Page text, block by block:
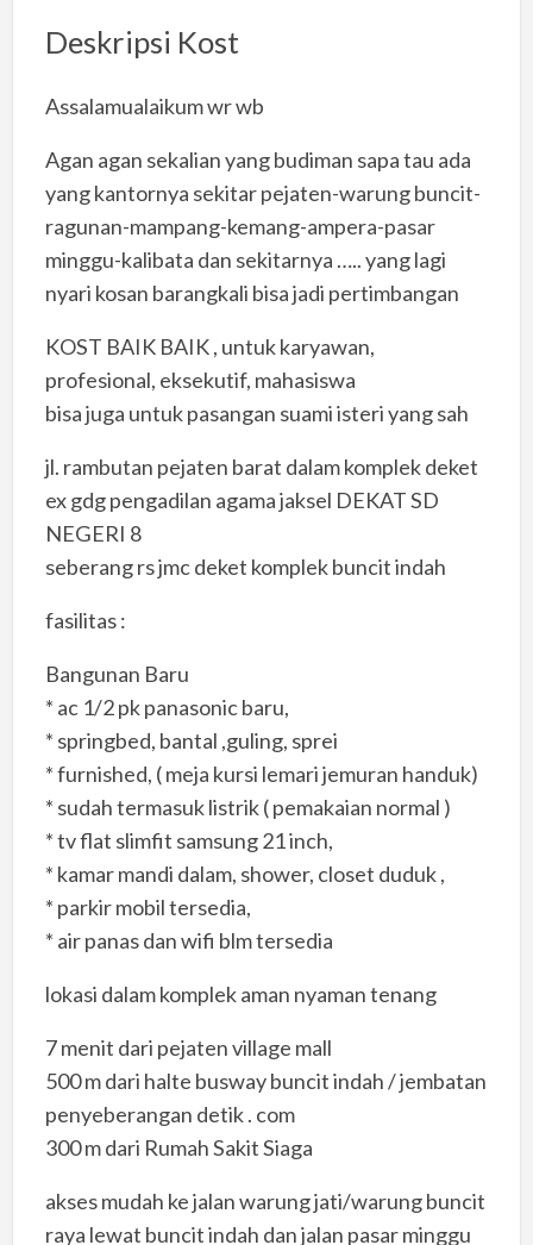
Deskripsi Kost
Assalamualaikum wr wb
Agan agan sekalian yang budiman sapa tau ada
yang kantornya sekitar pejaten-warung buncit-
ragunan-mampang-kemang-ampera-pasar
minggu-kalibata dan sekitarnya ….. yang lagi
nyari kosan barangkali bisa jadi pertimbangan
KOST BAIK BAIK , untuk karyawan,
profesional, eksekutif, mahasiswa
bisa juga untuk pasangan suami isteri yang sah
jl. rambutan pejaten barat dalam komplek deket
ex gdg pengadilan agama jaksel DEKAT SD
NEGERI 8
seberang rs jmc deket komplek buncit indah
fasilitas :
Bangunan Baru
* ac 1/2 pk panasonic baru,
* springbed, bantal ,guling, sprei
* furnished, ( meja kursi lemari jemuran handuk)
* sudah termasuk listrik ( pemakaian normal )
* tv flat slimfit samsung 21 inch,
* kamar mandi dalam, shower, closet duduk ,
* parkir mobil tersedia,
* air panas dan wifi blm tersedia
lokasi dalam komplek aman nyaman tenang
7 menit dari pejaten village mall
500 m dari halte busway buncit indah / jembatan
penyeberangan detik . com
300 m dari Rumah Sakit Siaga
akses mudah ke jalan warung jati/warung buncit
raya lewat buncit indah dan jalan pasar minggu